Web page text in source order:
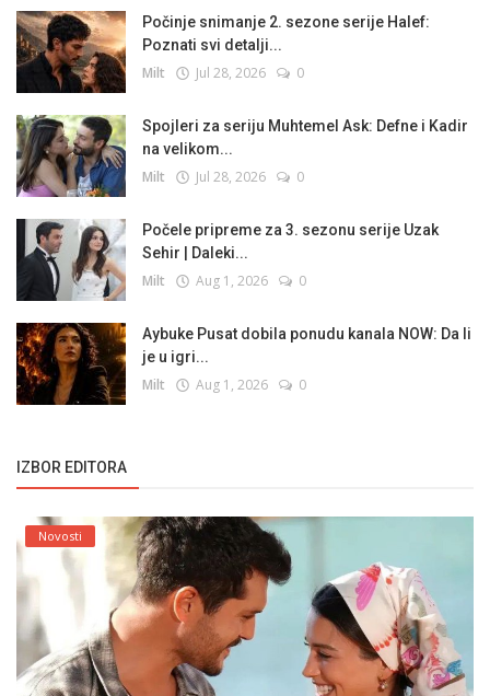
Počinje snimanje 2. sezone serije Halef:
Poznati svi detalji...
Milt Jul 28, 2026 0
Spojleri za seriju Muhtemel Ask: Defne i Kadir
na velikom...
Milt Jul 28, 2026 0
Počele pripreme za 3. sezonu serije Uzak
Sehir | Daleki...
Milt Aug 1, 2026 0
Aybuke Pusat dobila ponudu kanala NOW: Da li
je u igri...
Milt Aug 1, 2026 0
IZBOR EDITORA
Novosti